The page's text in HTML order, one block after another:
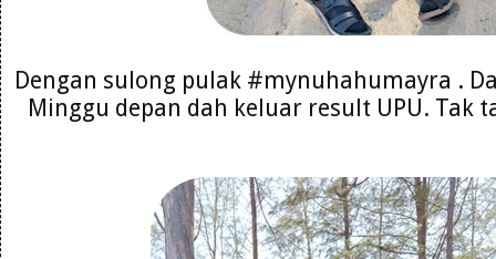
Dengan sulong pulak #mynuhahumayra .
Minggu depan dah keluar result UPU. Tak